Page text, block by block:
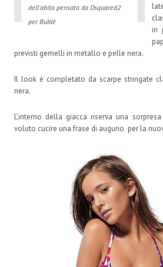
dell'abito pensato da Dsquared2
per Bublè
in
previsti gemelli in metallo e pelle nera.
Il look è completato da scarpe stringate
nera.
L’interno della giacca riserva una
voluto cucire una frase di augurio per la